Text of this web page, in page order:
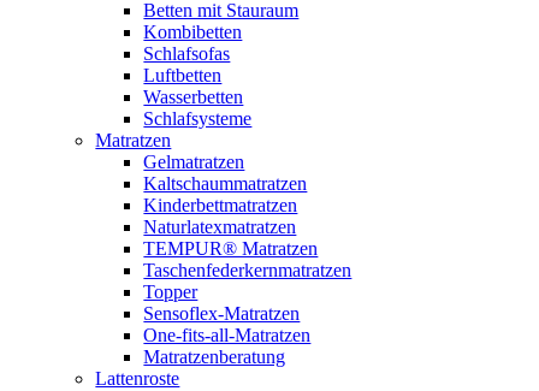
Betten mit Stauraum
Kombibetten
Schlafsofas
Luftbetten
Wasserbetten
Schlafsysteme
Matratzen
Gelmatratzen
Kaltschaummatratzen
Kinderbettmatratzen
Naturlatexmatratzen
TEMPUR® Matratzen
Taschenfederkernmatratzen
Topper
Sensoflex-Matratzen
One-fits-all-Matratzen
Matratzenberatung
Lattenroste